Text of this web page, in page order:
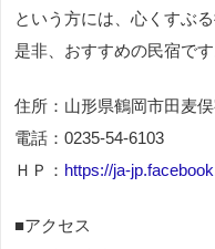
という方には、心くすぶ
是非、おすすめの民宿です
住所：山形県鶴岡市田麦
電話：0235-54-6103
ＨＰ： https://ja-
■アクセス